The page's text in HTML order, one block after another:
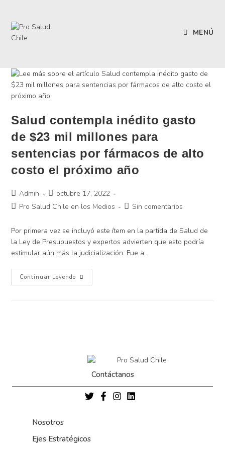
MENÚ
Salud contempla inédito gasto
de $23 mil millones para
sentencias por fármacos de alto
costo el próximo año
Admin
octubre 17, 2022
Pro Salud Chile en los Medios
Sin comentarios
Por primera vez se incluyó este ítem en la partida de Salud de
la Ley de Presupuestos y expertos advierten que esto podría
estimular aún más la judicialización. Fue a…
Continuar Leyendo
Contáctanos
Nosotros
Ejes Estratégicos